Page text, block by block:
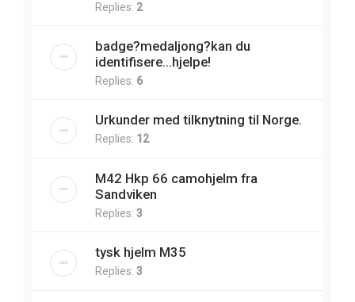
Replies: 2
badge?medaljong?kan du
identifisere...hjelpe!
Replies: 6
Urkunder med tilknytning til Norge.
Replies: 12
M42 Hkp 66 camohjelm fra
Sandviken
Replies: 3
tysk hjelm M35
Replies: 3